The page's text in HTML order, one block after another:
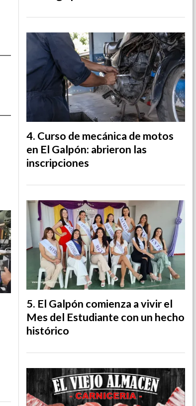
Curso de mecánica de motos
en El Galpón: abrieron las
inscripciones
El Galpón comienza a vivir el
Mes del Estudiante con un hecho
histórico